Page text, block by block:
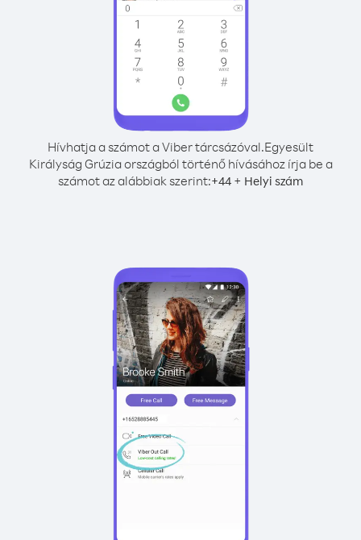
Hívhatja a számot a Viber tárcsázóval.Egyesült
Királyság Grúzia országból történő hívásához írja be a
számot az alábbiak szerint:+44 + Helyi szám